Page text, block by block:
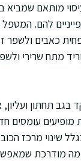
מותאם
להם.
כאבים ולשפר
מתח שרירי
תחתון ועליון,
מופיעים עומסים
שינוי מרכז
מודרכת